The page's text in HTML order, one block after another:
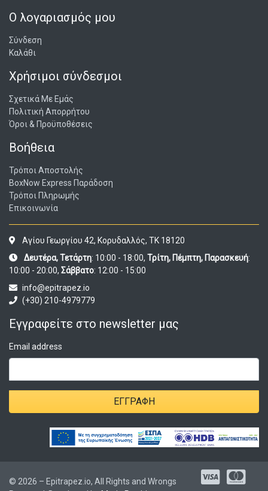
Ο λογαριασμός μου
Σύνδεση
Καλάθι
Χρήσιμοι σύνδεσμοι
Σχετικά Με Εμάς
Πολιτική Απορρήτου
Όροι & Προϋποθέσεις
Βοήθεια
Τρόποι Αποστολής
BoxNow Express Παράδοση
Τρόποι Πληρωμής
Επικοινωνία
Αγίου Γεωργίου 42, Κορυδαλλός, ΤΚ 18120
Δευτέρα, Τετάρτη: 10:00 - 18:00, Τρίτη, Πέμπτη, Παρασκευή:
10:00 - 20:00, Σάββατο: 12:00 - 15:00
info@epitrapez.io
(+30) 210-4979779
Εγγραφείτε στο newsletter μας
Email address
ΕΓΓΡΑΦΉ
© 2026 – Epitrapez.io, All Rights and Wrongs